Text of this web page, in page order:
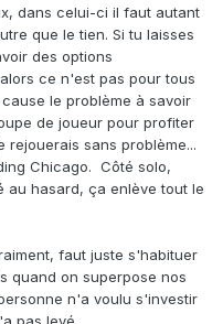
dans celui-ci il faut autant
que le tien. Si tu laisses
des options
ce n'est pas pour tous
le problème à savoir
de joueur pour profiter
rejouerais sans problème...
Chicago. Côté solo,
au hasard, ça enlève tout le
faut juste s'habituer
quand on superpose nos
n'a voulu s'investir